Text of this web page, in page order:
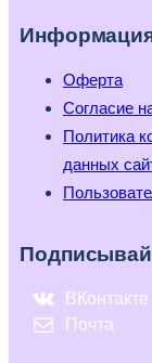
Оферта
Согласие
Политика
данных
ВКонтакте
Почта